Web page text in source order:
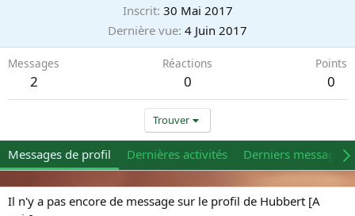
Inscrit 30 Mai 2017
Dernière vue 4 Juin 2017
Messages
2
Réactions
0
Points
0
Trouver
Messages de profil Dernières activités Derniers messages
Il n'y a pas encore de message sur le profil de Hubbert [A